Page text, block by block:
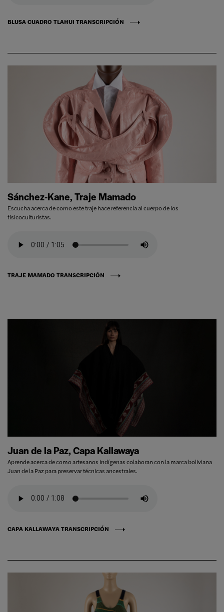
BLUSA CUADRO TLAHUI TRANSCRIPCIÓN
Sánchez-Kane, Traje Mamado
Escucha acerca de como este traje hace referencia al cuerpo de los
fisicoculturistas.
TRAJE MAMADO TRANSCRIPCIÓN
Juan de la Paz, Capa Kallawaya
Aprende acerca de como artesanos indígenas colaboran con la marca boliviana
Juan de la Paz para preservar técnicas ancestrales.
CAPA KALLAWAYA TRANSCRIPCIÓN